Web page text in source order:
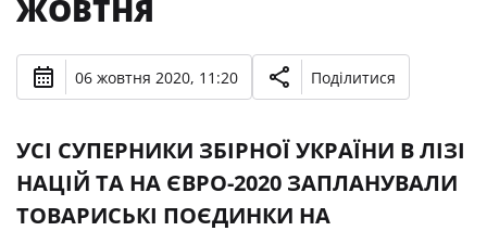
ЖОВТНЯ
06 жовтня 2020, 11:20 Поділитися
УСІ СУПЕРНИКИ ЗБІРНОЇ УКРАЇНИ В ЛІЗІ
НАЦІЙ ТА НА ЄВРО-2020 ЗАПЛАНУВАЛИ
ТОВАРИСЬКІ ПОЄДИНКИ НА